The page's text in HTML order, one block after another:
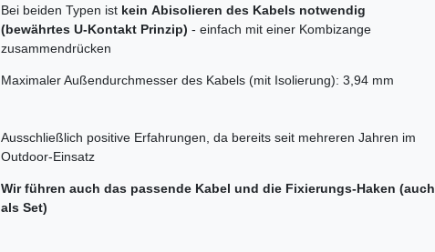
Bei beiden Typen ist kein Abisolieren des Kabels notwendig
(bewährtes U-Kontakt Prinzip) - einfach mit einer Kombizange
zusammendrücken
Maximaler Außendurchmesser des Kabels (mit Isolierung): 3,94 mm
Ausschließlich positive Erfahrungen, da bereits seit mehreren Jahren im
Outdoor-Einsatz
Wir führen auch das passende Kabel und die Fixierungs-Haken (auch
als Set)